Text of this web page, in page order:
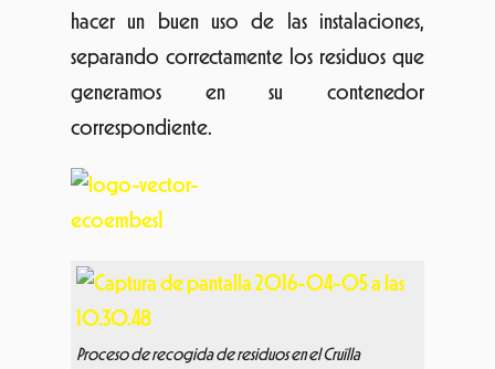
hacer un buen uso de las instalaciones,
separando correctamente los residuos que
generamos en su contenedor
correspondiente.
Proceso de recogida de residuos en el Cruïlla